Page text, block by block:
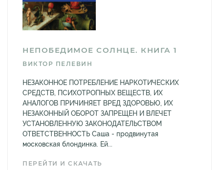
НЕПОБЕДИМОЕ СОЛНЦЕ. КНИГА 1
ВИКТОР ПЕЛЕВИН
НЕЗАКОННОЕ ПОТРЕБЛЕНИЕ НАРКОТИЧЕСКИХ
СРЕДСТВ, ПСИХОТРОПНЫХ ВЕЩЕСТВ, ИХ
АНАЛОГОВ ПРИЧИНЯЕТ ВРЕД ЗДОРОВЬЮ, ИХ
НЕЗАКОННЫЙ ОБОРОТ ЗАПРЕЩЕН И ВЛЕЧЕТ
УСТАНОВЛЕННУЮ ЗАКОНОДАТЕЛЬСТВОМ
ОТВЕТСТВЕННОСТЬ Саша - продвинутая
московская блондинка. Ей...
ПЕРЕЙТИ И СКАЧАТЬ